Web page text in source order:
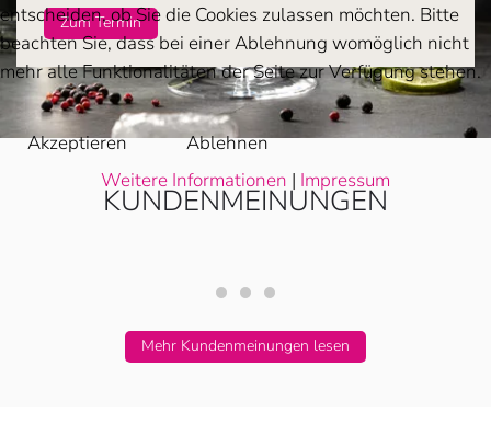
Zum Termin
KUNDENMEINUNGEN
Horst und Renate H. aus
Anneliese J. aus
Mehr Kundenmeinungen lesen
entscheiden, ob Sie die Cookies zulassen möchten. Bitte
beachten Sie, dass bei einer Ablehnung womöglich nicht
mehr alle Funktionalitäten der Seite zur Verfügung stehen.
Akzeptieren
Ablehnen
Weitere Informationen | Impressum